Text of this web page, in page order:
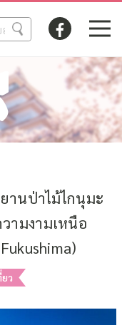
านป่าไม้ไกนุมะ
ามงามเหนือ
ยว